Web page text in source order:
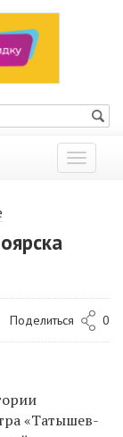
Показать
меню
Поделиться 0
«Татышев-